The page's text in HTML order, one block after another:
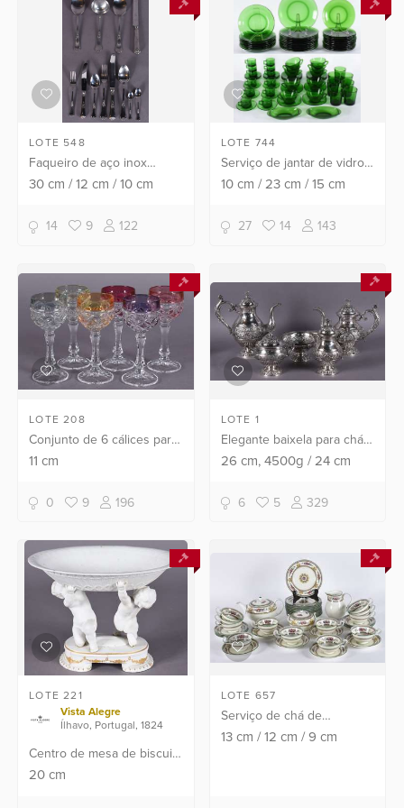
LOTE 548
Faqueiro de aço inox
Hercules composto de: 12
grandes; 11 colheres, 11
garfos, 10 facas...
30cm/12cm/10cm
14 9 122
LOTE 744
Serviço de jantar de vidro
francês composto de: 12
fundos, 12 pratos de
sobremesa, 10 xícaras ...
10 cm /23 cm /15 cm
27 14 143
LOTE 208
Conjunto de 6 cálices para
licor de cristal lapidado
diversas cores.
11cm
0 9 196
LOTE 1
Elegante baixela para chá e
café de prata portuguesa
composto de 5 peças,
26 cm, 4500g / 24 cm
6 5 329
LOTE 221
Vista Alegre
Ílhavo, Portugal, 1824
Centro de mesa de biscuit
portugues Vista Alegre,
20cm
LOTE 657
Serviço de chá de
porcelana Wedgwood
13 cm /12 cm /9 cm